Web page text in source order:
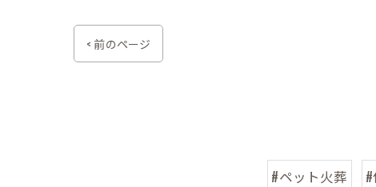
< 前のページ
#ペット火葬